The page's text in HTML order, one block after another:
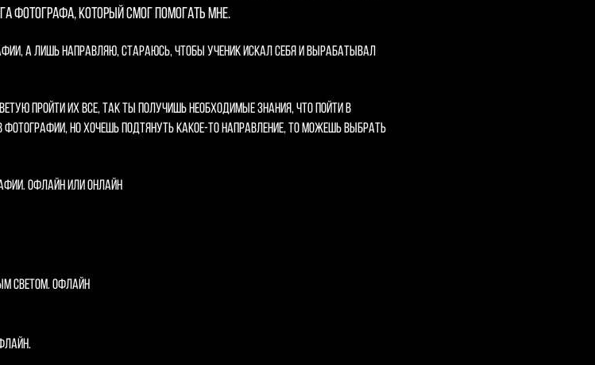
фотографа, который смог помогать мне.
а лишь направляю, стараюсь, чтобы ученик искал себя и вырабатывал
пройти их все, так ты получишь необходимые знания, что пойти в
но хочешь подтянуть какое-то направление, то можешь выбрать
Офлайн или онлайн
светом. Офлайн